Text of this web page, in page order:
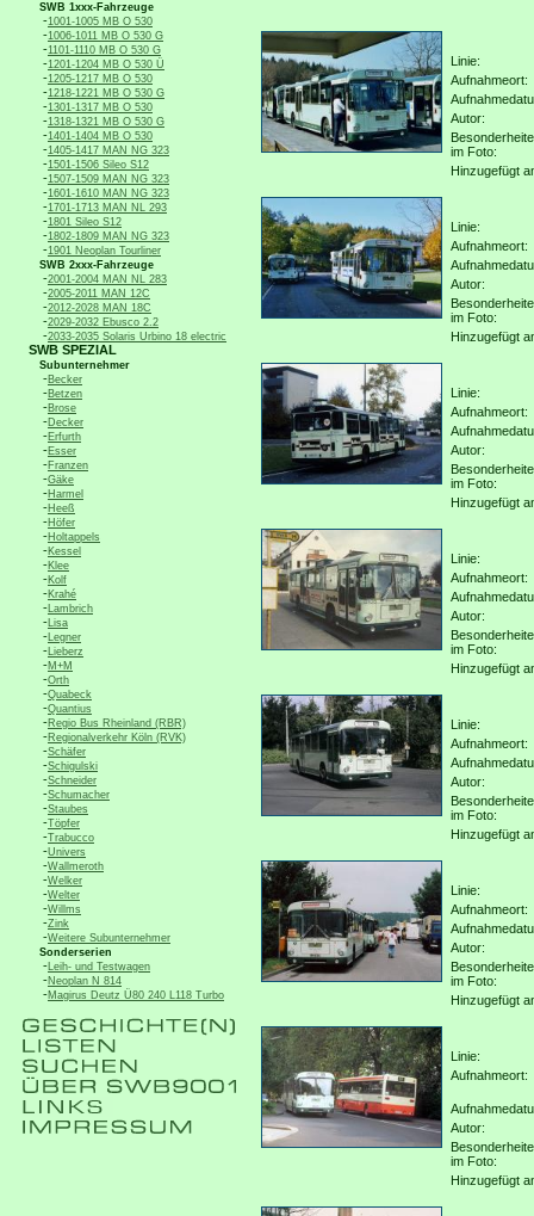
SWB 1xxx-Fahrzeuge
-1001-1005 MB O 530
-1006-1011 MB O 530 G
-1101-1110 MB O 530 G
-1201-1204 MB O 530 Ü
-1205-1217 MB O 530
-1218-1221 MB O 530 G
-1301-1317 MB O 530
-1318-1321 MB O 530 G
-1401-1404 MB O 530
-1405-1417 MAN NG 323
-1501-1506 Sileo S12
-1507-1509 MAN NG 323
-1601-1610 MAN NG 323
-1701-1713 MAN NL 293
-1801 Sileo S12
-1802-1809 MAN NG 323
-1901 Neoplan Tourliner
SWB 2xxx-Fahrzeuge
-2001-2004 MAN NL 283
-2005-2011 MAN 12C
-2012-2028 MAN 18C
-2029-2032 Ebusco 2.2
-2033-2035 Solaris Urbino 18 electric
SWB SPEZIAL
Subunternehmer
-Becker
-Betzen
-Brose
-Decker
-Erfurth
-Esser
-Franzen
-Gäke
-Harmel
-Heeß
-Höfer
-Holtappels
-Kessel
-Klee
-Kolf
-Krahé
-Lambrich
-Lisa
-Legner
-Lieberz
-M+M
-Orth
-Quabeck
-Quantius
-Regio Bus Rheinland (RBR)
-Regionalverkehr Köln (RVK)
-Schäfer
-Schigulski
-Schneider
-Schumacher
-Staubes
-Töpfer
-Trabucco
-Univers
-Wallmeroth
-Welker
-Welter
-Willms
-Zink
-Weitere Subunternehmer
Sonderserien
-Leih- und Testwagen
-Neoplan N 814
-Magirus Deutz Ü80 240 L118 Turbo
Linie:
Aufnahmeort:
Autor:
im Foto:
Hinzugefügt
Linie:
Aufnahmeort:
Autor:
im Foto:
Hinzugefügt
Linie:
Aufnahmeort:
Autor:
im Foto:
Hinzugefügt
Linie:
Aufnahmeort:
Autor:
im Foto:
Hinzugefügt
Linie:
Aufnahmeort:
Autor:
im Foto:
Hinzugefügt
Linie:
Aufnahmeort:
Autor:
im Foto:
Hinzugefügt
Linie:
Aufnahmeort:
Autor:
im Foto:
Hinzugefügt